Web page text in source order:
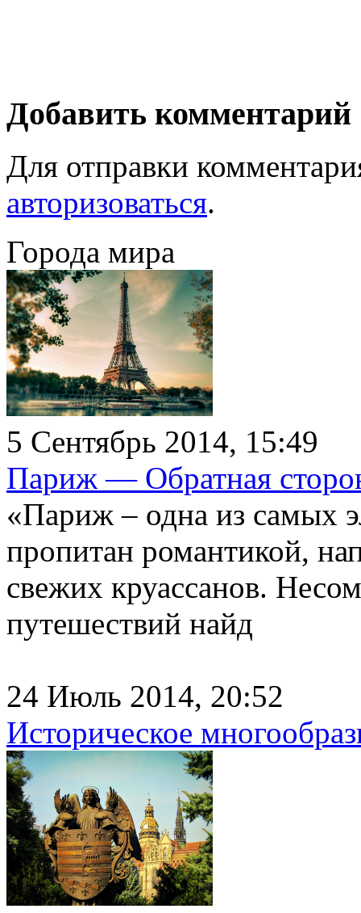
Добавить комментарий
Для отправки
авторизоваться.
Города мира
5 Сентябрь 2014, 15:49
Париж — Обратная
«Париж – одна из самых
пропитан романтикой,
свежих круассанов.
путешествий найд
24 Июль 2014, 20:52
Историческое